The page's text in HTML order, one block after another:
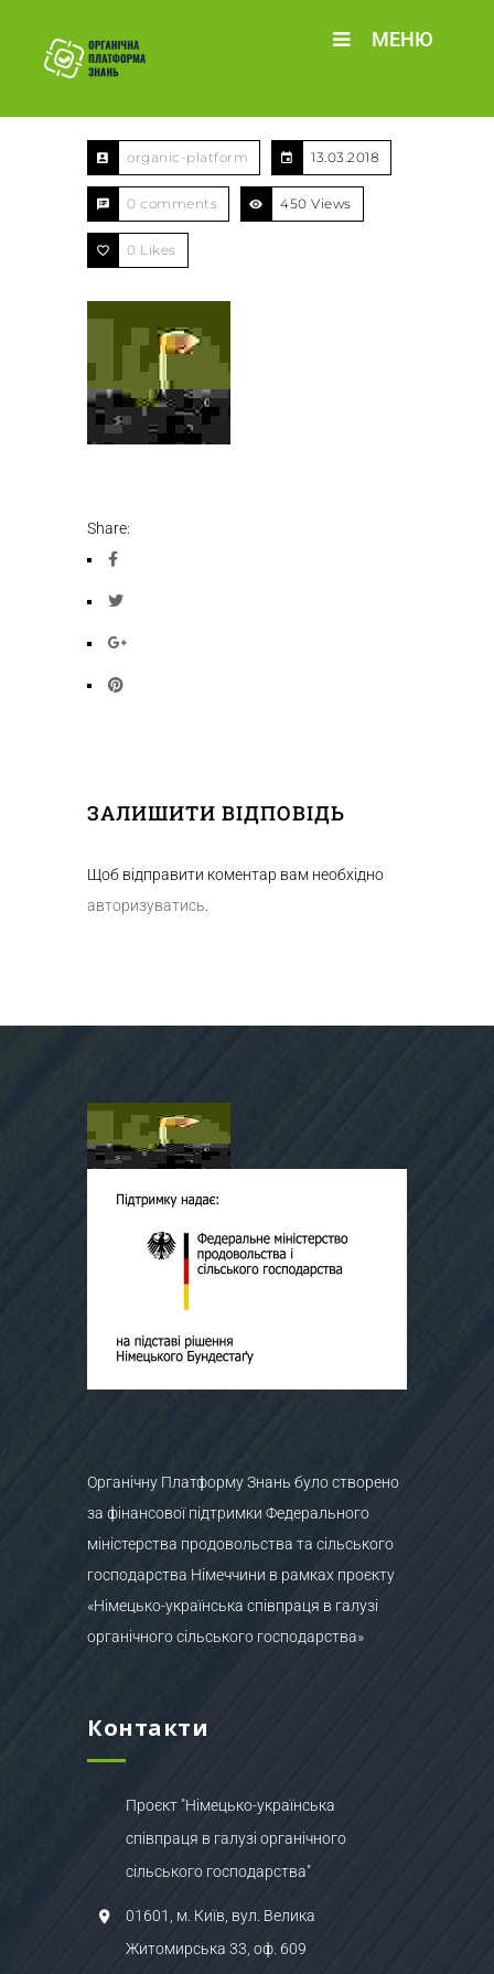
МЕНЮ
organic-platform 13.03.2018
0 comments 450 Views
0 Likes
Share:
ЗАЛИШИТИ ВІДПОВІДЬ
Щоб відправити коментар вам необхідно
авторизуватись
Органічну Платформу Знань було створено
за фінансової підтримки Федерального
міністерства продовольства та сільського
господарства Німеччини в рамках проєкту
«Німецько-українська співпраця в галузі
органічного сільського господарства»
Контакти
Проєкт "Німецько-українська
співпраця в галузі органічного
сільського господарства"
01601, м. Київ, вул. Велика
Житомирська 33, оф. 609